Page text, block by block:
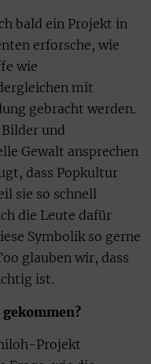
bald ein Projekt in
erforsche, wie
wie
mit
gebracht werden.
und
Gewalt ansprechen
dass Popkultur
sie so schnell
die Leute dafür
Symbolik so gerne
glauben wir, dass
ist.
Projekt